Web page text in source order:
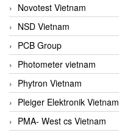
Novotest Vietnam
NSD Vietnam
PCB Group
Photometer vietnam
Phytron Vietnam
Pleiger Elektronik Vietnam
PMA- West cs Vietnam